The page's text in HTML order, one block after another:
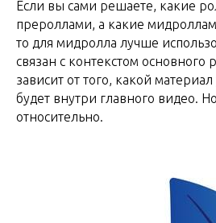
Если вы сами решаете, какие
прероллами, а какие
то для мидролла лучше
связан с контекстом основного
зависит от того, какой
будет внутри главного видео.
относительно.